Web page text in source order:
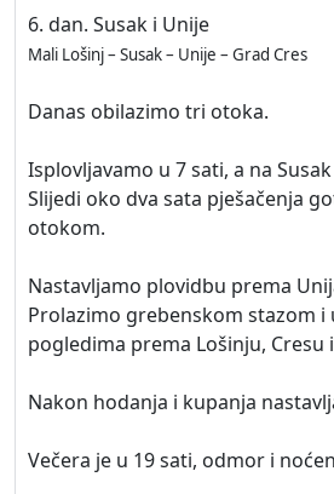
6. dan. Susak i Unije
Mali Lošinj – Susak – Unije – Grad Cres
Danas obilazimo tri otoka.
Isplovljavamo u 7 sati, a na
Slijedi oko dva sata pješačenja
otokom.
Nastavljamo plovidbu prema
Prolazimo grebenskom stazom i
pogledima prema Lošinju, Cresu
Nakon hodanja i kupanja
Večera je u 19 sati, odmor i